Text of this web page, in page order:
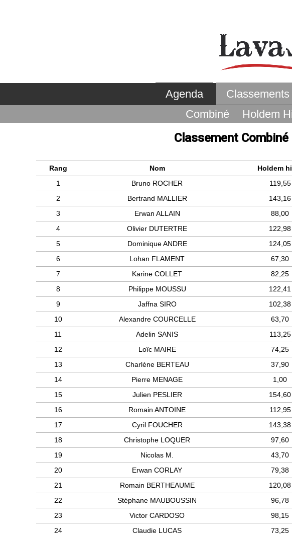
Agenda Classements
Combiné
Holdem
Classement
Rang Nom Holdem
1
Bruno ROCHER 119,55
2
Bertrand MALLIER 143,16
3
Erwan ALLAIN 88,00
4
Olivier DUTERTRE 122,98
5
Dominique ANDRE 124,05
6
Lohan FLAMENT 67,30
7
Karine COLLET 82,25
8
Philippe MOUSSU 122,41
9
Jaffna SIRO 102,38
10
Alexandre COURCELLE 63,70
11
Adelin SANIS 113,25
12
Loïc MAIRE 74,25
13
Charlène BERTEAU 37,90
14
Pierre MENAGE 1,00
15
Julien PESLIER 154,60
16
Romain ANTOINE 112,95
17
Cyril FOUCHER 143,38
18
Christophe LOQUER 97,60
19
Nicolas M. 43,70
20
Erwan CORLAY 79,38
21
Romain BERTHEAUME 120,08
22
Stéphane MAUBOUSSIN 96,78
23
Victor CARDOSO 98,15
24
Claudie LUCAS 73,25